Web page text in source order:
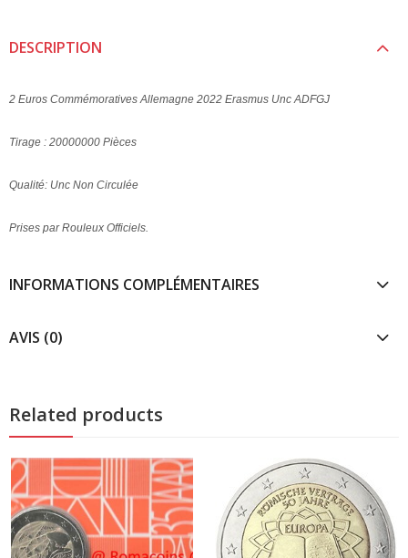
DESCRIPTION
2 Euros Commémoratives Allemagne 2022 Erasmus Unc ADFGJ
Tirage : 20000000 Pièces
Qualité: Unc Non Circulée
Prises par Rouleux Officiels.
INFORMATIONS COMPLÉMENTAIRES
AVIS (0)
Related products